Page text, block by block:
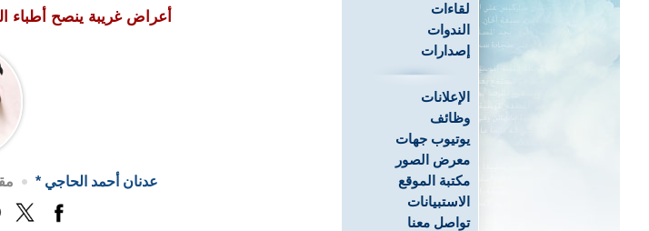
لقاءات
الندوات
إصدارات
الإعلانات
وظائف
يوتيوب جهات
معرض الصور
مكتبة الموقع
الاستبيانات
تواصل معنا
أعراض غريبة ينصح أطباء
عدنان أحمد الحاجي *